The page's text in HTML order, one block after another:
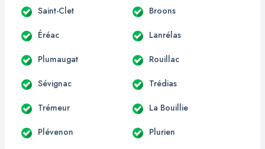
Saint-Clet Broons
Éréac Lanrélas
Plumaugat Rouillac
Sévignac Trédias
Trémeur La Bouillie
Plévenon Plurien